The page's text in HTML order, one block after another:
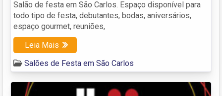
Salão de festa em São Carlos. Espaço disponível para
todo tipo de festa, debutantes, bodas, aniversários,
espaço gourmet, reuniões,
Leia Mais
Salões de Festa em São Carlos